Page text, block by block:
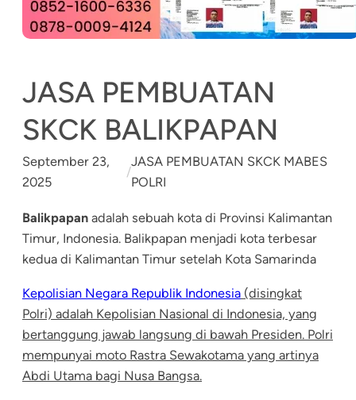
JASA PEMBUATAN
SKCK BALIKPAPAN
September 23,
2025
/
JASA PEMBUATAN SKCK MABES
POLRI
Balikpapan adalah sebuah kota di Provinsi Kalimantan
Timur, Indonesia. Balikpapan menjadi kota terbesar
kedua di Kalimantan Timur setelah Kota Samarinda
Kepolisian Negara Republik Indonesia (disingkat
Polri) adalah Kepolisian Nasional di Indonesia, yang
bertanggung jawab langsung di bawah Presiden. Polri
mempunyai moto Rastra Sewakotama yang artinya
Abdi Utama bagi Nusa Bangsa.